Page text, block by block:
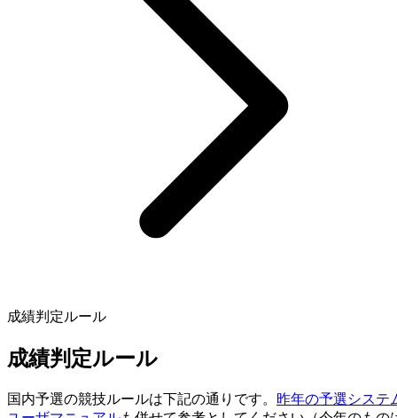
成績判定ルール
成績判定ルール
国内予選の競技ルールは下記の通りです。 昨年の予選システ